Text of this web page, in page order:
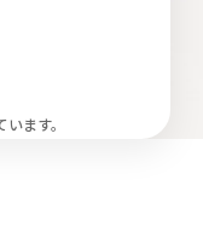
ます。